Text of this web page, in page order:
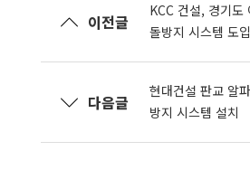
이전글
KCC 건설, 경기도
돌방지 시스템 도입
다음글
현대건설 판교 알
방지 시스템 설치